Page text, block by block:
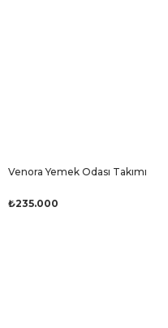
Venora Yemek Odası Takımı
₺235.000